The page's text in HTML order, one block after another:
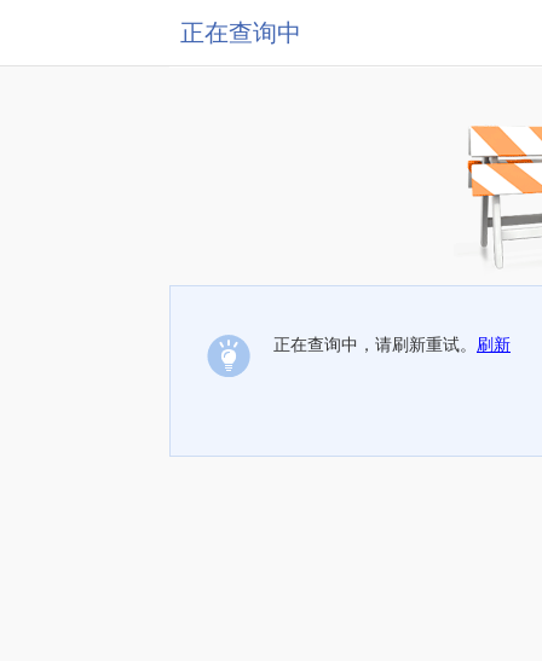
正在查询中
正在查询中，请刷新重试。 刷新